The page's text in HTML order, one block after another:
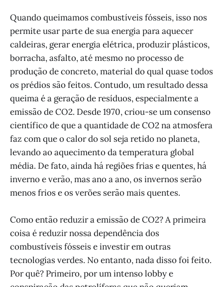
Quando queimamos combustíveis fósseis, isso nos
permite usar parte de sua energia para aquecer
caldeiras, gerar energia elétrica, produzir plásticos,
borracha, asfalto, até mesmo no processo de
produção de concreto, material do qual quase todos
os prédios são feitos. Contudo, um resultado dessa
queima é a geração de resíduos, especialmente a
emissão de CO2. Desde 1970, criou-se um consenso
científico de que a quantidade de CO2 na atmosfera
faz com que o calor do sol seja retido no planeta,
levando ao aquecimento da temperatura global
média. De fato, ainda há regiões frias e quentes, há
inverno e verão, mas ano a ano, os invernos serão
menos frios e os verões serão mais quentes.
Como então reduzir a emissão de CO2? A primeira
coisa é reduzir nossa dependência dos
combustíveis fósseis e investir em outras
tecnologias verdes. No entanto, nada disso foi feito.
Por quê? Primeiro, por um intenso lobby e